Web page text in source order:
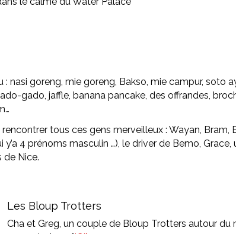
: nasi goreng, mie goreng, Bakso, mie campur, soto
gado, jaffle, banana pancake, des offrandes,
tous ces gens merveilleux : Wayan, Bram,
y’a 4 prénoms masculin …), le driver de Bemo,
de Nice.
Les Bloup Trotters
Cha et Greg, un couple de Bloup Trotters autour du